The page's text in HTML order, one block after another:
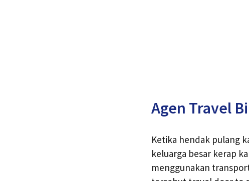
Agen Travel
Ketika hendak pulang
keluarga besar kerap
menggunakan